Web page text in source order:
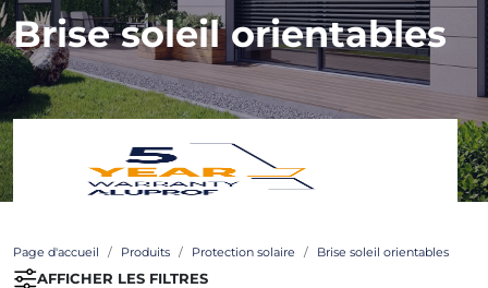
Brise soleil orientables
Page d'accueil Produits Protection solaire Brise soleil orientables
AFFICHER LES FILTRES